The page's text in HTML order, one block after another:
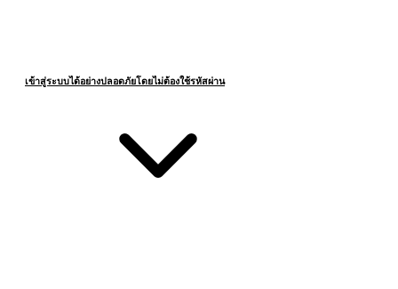
เข้าสู่ระบบได้อย่างปลอดภัยโดยไม่ต้องใช้รหัสผ่าน